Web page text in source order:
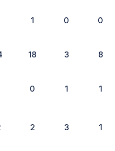
1 0 0
18 3 8
0 1 1
2 3 1